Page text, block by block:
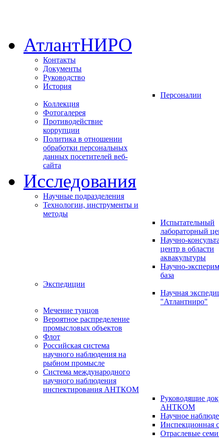
АтлантНИРО
Контакты
Документы
Руководство
История
Персоналии
Коллекция
Фотогалерея
Противодействие
коррупции
Политика в отношении
обработки персональных
данных посетителей веб-
сайта
Исследования
Научные подразделения
Технологии, инструменты и
методы
Испытательный
лабораторный
Научно-
центр в области
аквакультуры
Научно-
база
Экспедиции
Научная
"Атлантниро"
Мечение тунцов
Вероятное распределение
промысловых объектов
Флот
Российская система
научного наблюдения на
рыбном промысле
Система международного
научного наблюдения
инспектирования АНТКОМ
Руководящие
АНТКОМ
Научное
Инспекционная
Отраслевые